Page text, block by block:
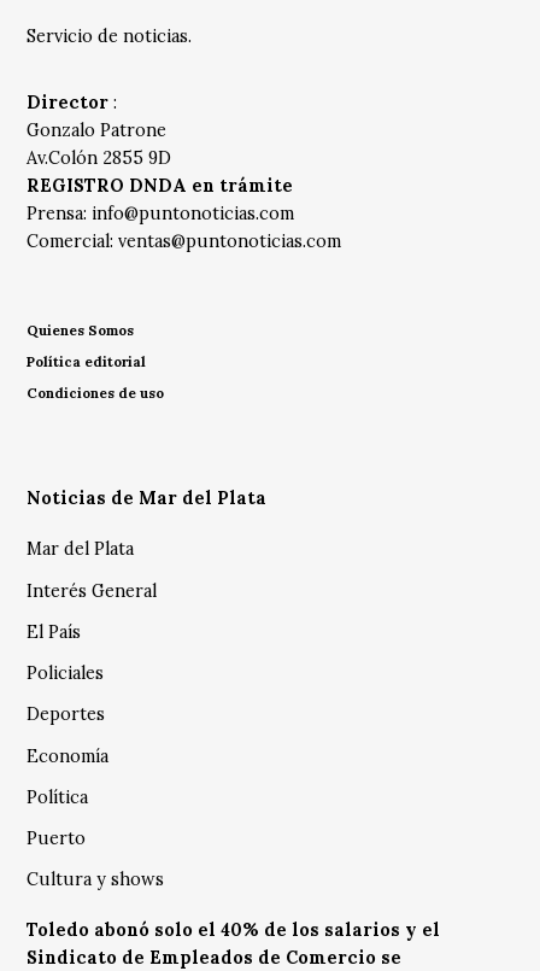
Servicio de noticias.
Director :
Gonzalo Patrone
Av.Colón 2855 9D
REGISTRO DNDA en trámite
Prensa: info@puntonoticias.com
Comercial:ventas@puntonoticias.com
Quienes Somos
Política editorial
Condiciones de uso
Noticias de Mar del Plata
Mar del Plata
Interés General
El País
Policiales
Deportes
Economía
Política
Puerto
Cultura y shows
Toledo abonó solo el 40% de los salarios y el
Sindicato de Empleados de Comercio se